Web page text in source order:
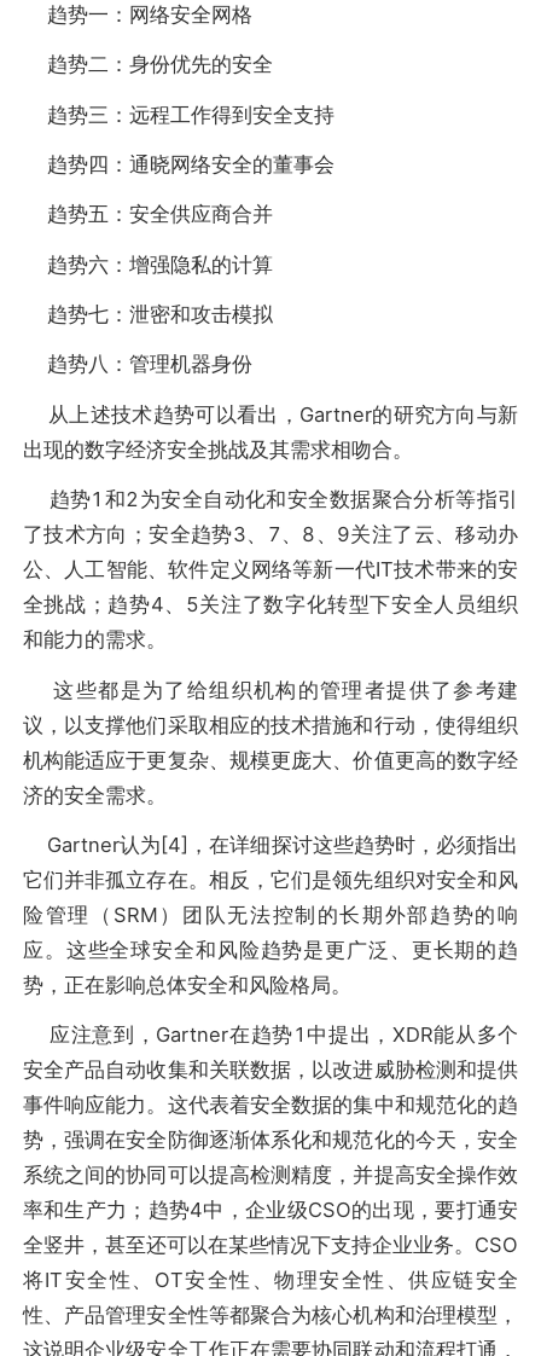
趋势一：网络安全网格
趋势二：身份优先的安全
趋势三：远程工作得到安全支持
趋势四：通晓网络安全的董事会
趋势五：安全供应商合并
趋势六：增强隐私的计算
趋势七：泄密和攻击模拟
趋势八：管理机器身份
从上述技术趋势可以看出，Gartner的研究方向与新
出现的数字经济安全挑战及其需求相吻合。
趋势1和2为安全自动化和安全数据聚合分析等指引
了技术方向；安全趋势3、7、8、9关注了云、移动办
公、人工智能、软件定义网络等新一代IT技术带来的安
全挑战；趋势4、5关注了数字化转型下安全人员组织
和能力的需求。
这些都是为了给组织机构的管理者提供了参考建
议，以支撑他们采取相应的技术措施和行动，使得组织
机构能适应于更复杂、规模更庞大、价值更高的数字经
济的安全需求。
Gartner认为[4]，在详细探讨这些趋势时，必须指出
它们并非孤立存在。相反，它们是领先组织对安全和风
险管理（SRM）团队无法控制的长期外部趋势的响
应。这些全球安全和风险趋势是更广泛、更长期的趋
势，正在影响总体安全和风险格局。
应注意到，Gartner在趋势1中提出，XDR能从多个
安全产品自动收集和关联数据，以改进威胁检测和提供
事件响应能力。这代表着安全数据的集中和规范化的趋
势，强调在安全防御逐渐体系化和规范化的今天，安全
系统之间的协同可以提高检测精度，并提高安全操作效
率和生产力；趋势4中，企业级CSO的出现，要打通安
全竖井，甚至还可以在某些情况下支持企业业务。CSO
将IT安全性、OT安全性、物理安全性、供应链安全
性、产品管理安全性等都聚合为核心机构和治理模型，
这说明企业级安全工作正在需要协同联动和流程打通，